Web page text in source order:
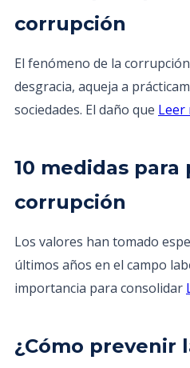
corrupción
El fenómeno de la
desgracia, aqueja a
sociedades. El daño que Leer
10 medidas para
corrupción
Los valores han tomado
últimos años en el campo
importancia para consolidar
¿Cómo prevenir